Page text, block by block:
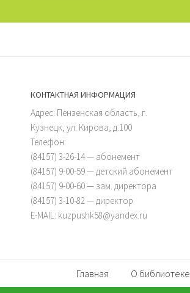
КОНТАКТНАЯ ИНФОРМАЦИЯ
Адрес: Пензенская область, г.
Кузнецк, ул. Кирова, д.100
Телефон:
(84157) 3-26-14 — абонемент
(84157) 9-00-59 — детский абонемент
(84157) 9-00-60 — зам. директора
(84157) 3-10-82 — директор
E-MAIL: kuzpushk58@yandex.ru
Главная О библиотеке